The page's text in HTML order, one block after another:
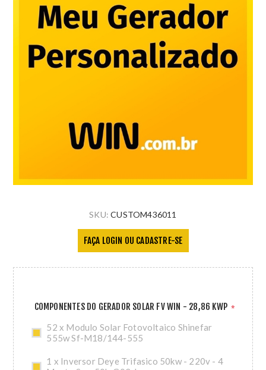
SKU: CUSTOM436011
FAÇA LOGIN OU CADASTRE-SE
COMPONENTES DO GERADOR SOLAR FV WIN - 28,86 KWP *
52 x Modulo Solar Fotovoltaico Shinefar
555w Sf-M18/144-555
1 x Inversor Deye Trifasico 50kw - 220v - 4